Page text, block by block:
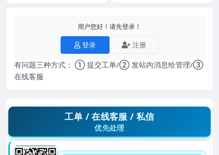
用户您好！请先登录！
登录 注册
有问题三种方式： ① 提交工单/② 发站内消息给管理/③
在线客服
工单 / 在线客服 / 私信
优先处理